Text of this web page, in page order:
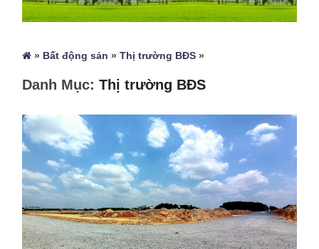
» Bất động sản »Thị trường BĐS »
Danh Mục:Thị trường BĐS